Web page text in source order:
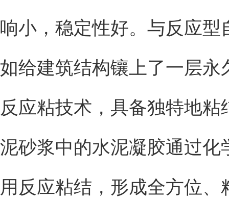
响小，稳定性好。与反应
如给建筑结构镶上了一层永
反应粘技术，具备独特地
泥砂浆中的水泥凝胶通过
用反应粘结，形成全方位